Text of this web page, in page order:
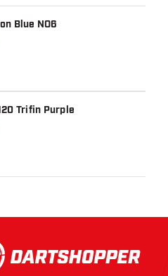
Blue NO6
Trifin Purple
gratuitada € 75